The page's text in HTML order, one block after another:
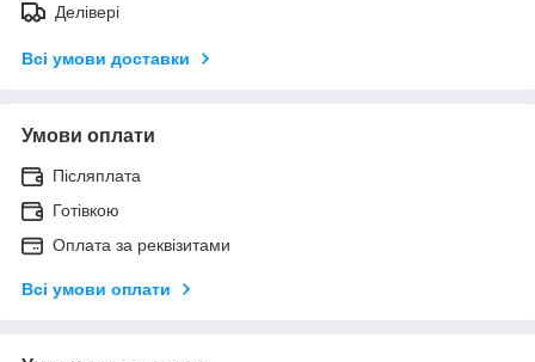
Делівері
Всі умови доставки
Умови оплати
Післяплата
Готівкою
Оплата за реквізитами
Всі умови оплати